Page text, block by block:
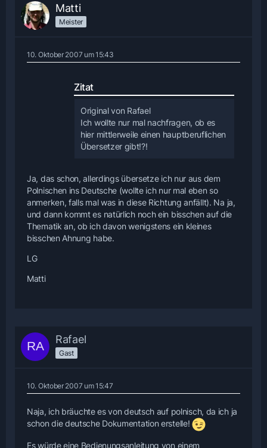
Matti
Meister
10. Oktober 2007 um 15:43
Zitat
Original von Rafael
Ich wollte nur mal nachfragen, ob es
hier mittlerweile einen hauptberuflichen
Übersetzer gibt!?!
Ja, das schon, allerdings übersetze ich nur aus dem
Polnischen ins Deutsche (wollte ich nur mal eben so
anmerken, falls mal was in diese Richtung anfällt). Na ja,
und dann kommt es natürlich noch ein bisschen auf die
Thematik an, ob ich davon wenigstens ein kleines
bisschen Ahnung habe.
LG
Matti
Rafael
Gast
10. Oktober 2007 um 15:47
Naja, ich bräuchte es von deutsch auf polnisch, da ich ja
schon die deutsche Dokumentation erstelle!
Es würde eine Bedienungsanleitung von einem